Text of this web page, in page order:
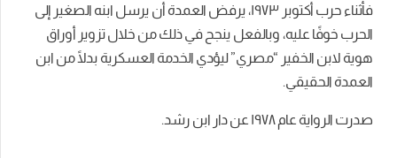
فأثناء حرب أكتوبر ،يرفض العمدة أن يرسل ابنه الصغير إلى
الحرب خوفًا عليه، وبالفعل ينجح فيذلكمن خلالتزوير أوراق
هوية لابن الخفير “مصري”ليؤدي الخدمة العسكرية بدلًامن ابن
العمدة الحقيقي.
صدرت الرواية عام ١٩٧٨ عندار ابن رشد.